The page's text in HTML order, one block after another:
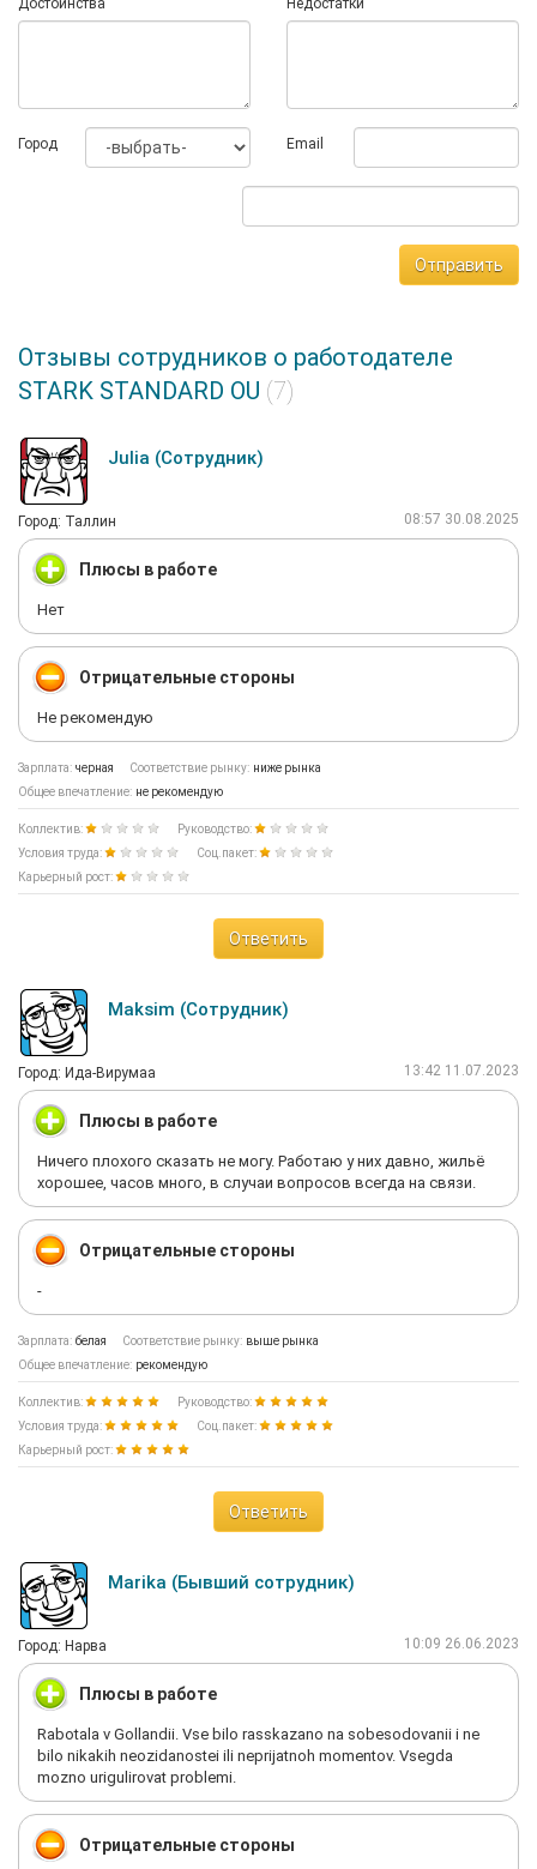
Достоинства Недостатки
Город Email
Отправить
Отзывы сотрудников о работодателе
STARK STANDARD OU (7)
Julia (Сотрудник)
Город: Таллин 08:57 30.08.2025
Плюсы в работе
Нет
Отрицательные стороны
Не рекомендую
Зарплата: черная Соответствие рынку: ниже рынка
Общее впечатление: не рекомендую
Коллектив:
Руководство:
Условия труда:
Соц.пакет:
Карьерный рост:
Ответить
Maksim (Сотрудник)
Город: Ида-Вирумаа 13:42 11.07.2023
Плюсы в работе
Ничего плохого сказать не могу. Работаю у них давно, жильё
хорошее, часов много, в случаи вопросов всегда на связи.
Отрицательные стороны
-
Зарплата: белая Соответствие рынку: выше рынка
Общее впечатление: рекомендую
Коллектив:
Руководство:
Условия труда:
Соц.пакет:
Карьерный рост:
Ответить
Marika (Бывший сотрудник)
Город: Нарва 10:09 26.06.2023
Плюсы в работе
Rabotala v Gollandii. Vse bilo rasskazano na sobesodovanii i ne
bilo nikakih neozidanostei ili neprijatnoh momentov. Vsegda
mozno urigulirovat problemi.
Отрицательные стороны